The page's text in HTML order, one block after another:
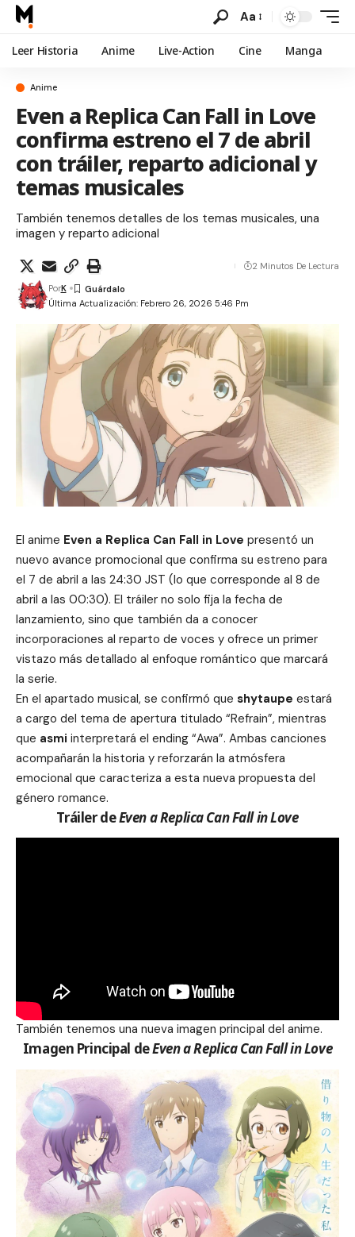
Aa
Leer Historia Anime Live-Action Cine Manga
Anime
Even a Replica Can Fall in Love
confirma estreno el 7 de abril
con tráiler, reparto adicional y
temas musicales
También tenemos detalles de los temas musicales, una
imagen y reparto adicional
Última Actualización: Febrero 26, 2026 5:46 Pm
PorK
2 Minutos De Lectura
El anime Even a Replica Can Fall in Love presentó un
nuevo avance promocional que confirma su estreno para
el 7 de abril a las 24:30 JST (lo que corresponde al 8 de
abril a las 00:30). El tráiler no solo fija la fecha de
lanzamiento, sino que también da a conocer
incorporaciones al reparto de voces y ofrece un primer
vistazo más detallado al enfoque romántico que marcará
la serie.
En el apartado musical, se confirmó que shytaupe estará
a cargo del tema de apertura titulado “Refrain”, mientras
que asmi interpretará el ending “Awa”. Ambas canciones
acompañarán la historia y reforzarán la atmósfera
emocional que caracteriza a esta nueva propuesta del
género romance.
Tráiler deEven a Replica Can Fall in Love
También tenemos una nueva imagen principal del anime.
Imagen Principal deEven a Replica Can Fall in Love